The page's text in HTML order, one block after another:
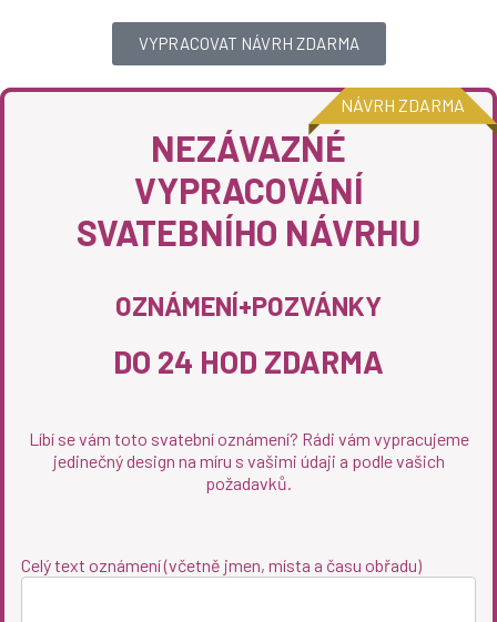
VYPRACOVAT NÁVRH ZDARMA
NEZÁVAZNÉ
VYPRACOVÁNÍ
SVATEBNÍHO NÁVRHU
OZNÁMENÍ+POZVÁNKY
DO 24 HOD ZDARMA
Líbí se vám toto svatební oznámení? Rádi vám vypracujeme
jedinečný design na míru s vašimi údaji a podle vašich
požadavků.
NÁVRH ZDARMA
Celý text oznámení (včetně jmen, místa a času obřadu)